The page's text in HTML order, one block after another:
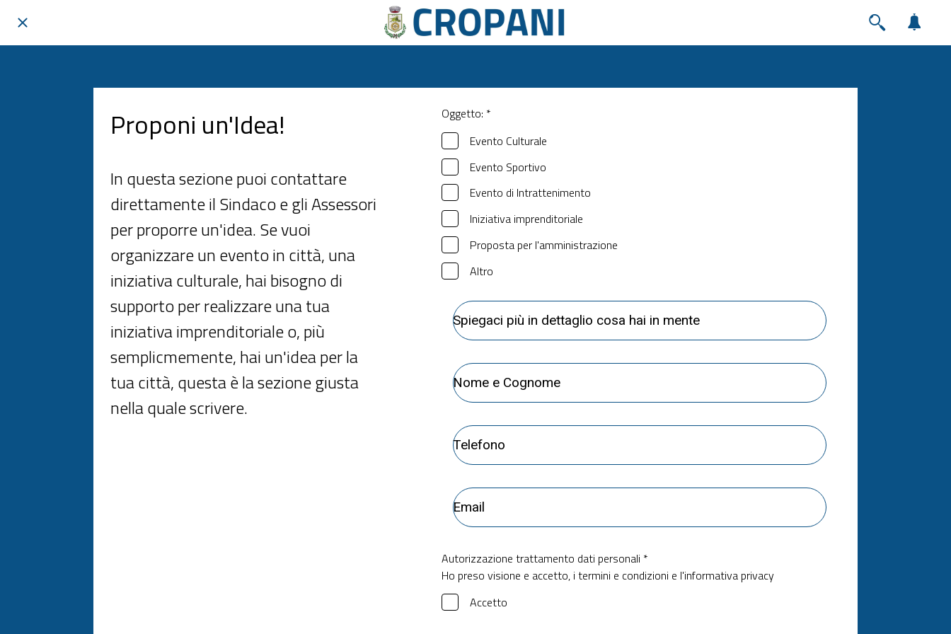
Proponi un'Idea!
In questa sezione puoi contattare
direttamente il Sindaco e gli Assessori
per proporre un'idea. Se vuoi
organizzare un evento in città, una
iniziativa culturale, hai bisogno di
supporto per realizzare una tua
iniziativa imprenditoriale o, più
semplicmemente, hai un'idea per la
tua città, questa è la sezione giusta
nella quale scrivere.
Oggetto: *
Evento Culturale
Evento Sportivo
Evento di Intrattenimento
Iniziativa imprenditoriale
Proposta per l'amministrazione
Altro
Autorizzazione trattamento dati personali *
Ho preso visione e accetto, i termini e condizioni e l'informativa privacy
Accetto